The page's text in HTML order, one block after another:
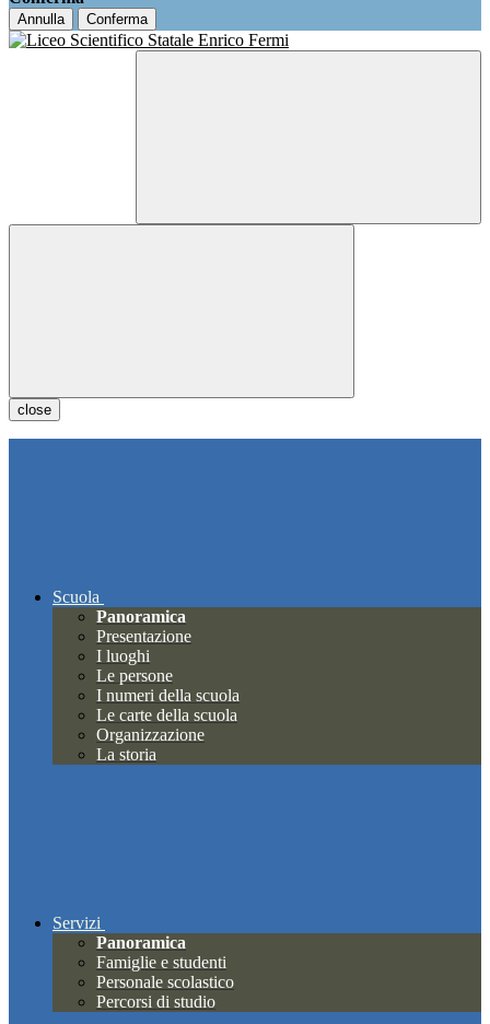
Annulla Conferma
close
Scuola
Panoramica
Presentazione
I luoghi
Le persone
I numeri della scuola
Le carte della scuola
Organizzazione
La storia
Servizi
Panoramica
Famiglie e studenti
Personale scolastico
Percorsi di studio